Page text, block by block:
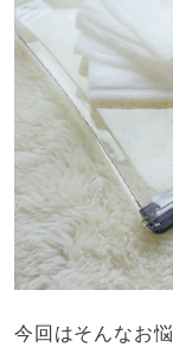
今回はそんなお